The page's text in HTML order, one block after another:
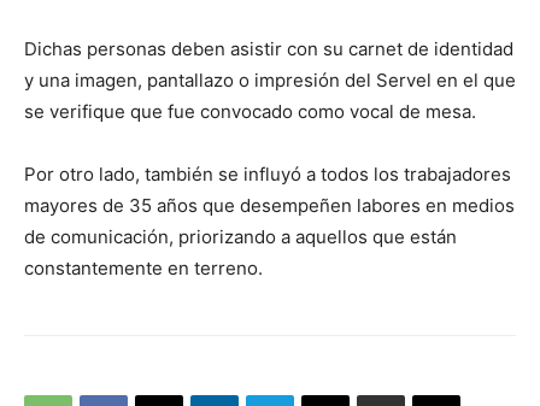
Dichas personas deben asistir con su carnet de identidad
y una imagen, pantallazo o impresión del Servel en el que
se verifique que fue convocado como vocal de mesa.
Por otro lado, también se influyó a todos los trabajadores
mayores de 35 años que desempeñen labores en medios
de comunicación, priorizando a aquellos que están
constantemente en terreno.